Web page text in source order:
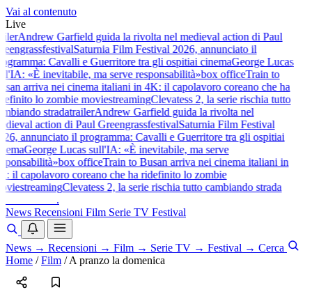
Vai al contenuto
Live
Andrew Garfield guida la rivolta nel medieval action di Paul
festivalSaturnia Film Festival 2026, annunciato il
Cavalli e Guerritore tra gli ospitiai cinemaGeorge Lucas
«È inevitabile, ma serve responsabilità»box officeTrain to
arriva nei cinema italiani in 4K: il capolavoro coreano che ha
lo zombie moviestreamingClevatess 2, la serie rischia tutto
stradatrailerAndrew Garfield guida la rivolta nel
action di Paul GreengrassfestivalSaturnia Film Festival
annunciato il programma: Cavalli e Guerritore tra gli ospitiai
George Lucas sull'IA: «È inevitabile, ma serve
box officeTrain to Busan arriva nei cinema italiani in
il capolavoro coreano che ha ridefinito lo zombie
streamingClevatess 2, la serie rischia tutto cambiando strada
.
News Recensioni Film Serie TV Festival
News → Recensioni → Film → Serie TV → Festival → Cerca
Home / Film / A pranzo la domenica